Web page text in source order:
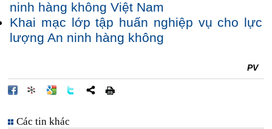
ninh hàng không Việt Nam
Khai mạc lớp tập huấn nghiệp vụ cho lực
lượng An ninh hàng không
PV
Các tin khác